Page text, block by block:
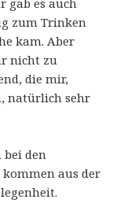
zum Trinken
kam. Aber
nicht zu
die mir,
natürlich sehr
bei den
aus der